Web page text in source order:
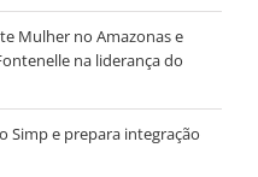
Mulher no Amazonas e
na liderança do
Simp e prepara integração